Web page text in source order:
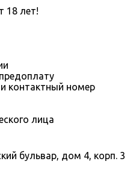
18 лет!
контактный номер
лица
бульвар, дом 4, корп. 3